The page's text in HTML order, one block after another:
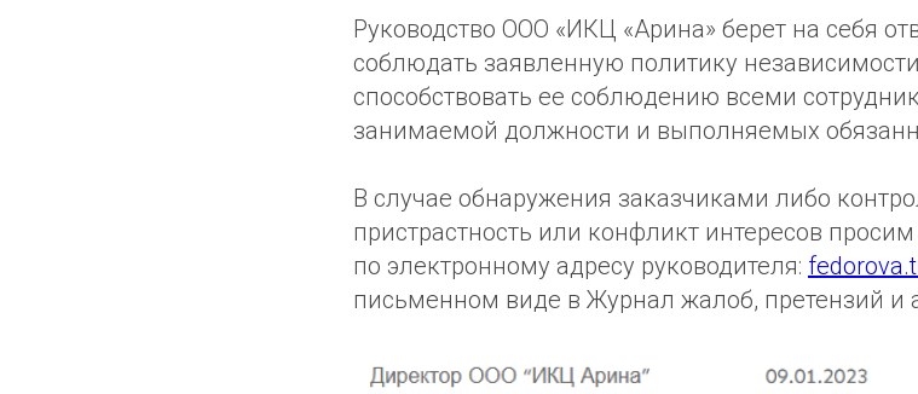
Руководство ООО «ИКЦ «Арина» берет на себя
соблюдать заявленную политику
способствовать ее соблюдению всеми
занимаемой должности и выполняемых
В случае обнаружения заказчиками либо
пристрастность или конфликт интересов
по электронному адресу руководителя:
письменном виде в Журнал жалоб, претензий и